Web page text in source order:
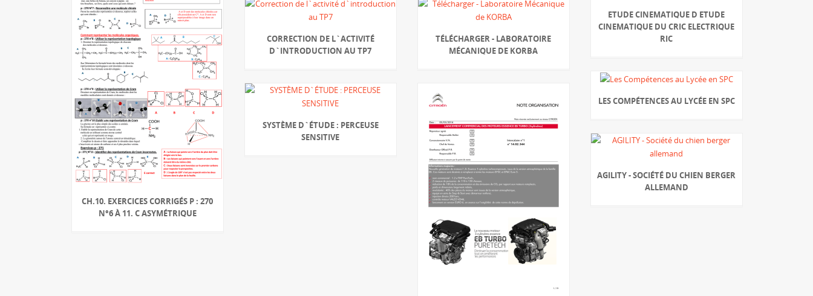
CH.10. EXERCICES CORRIGÉS P : 270
N°6 À 11. C ASYMÉTRIQUE
ETUDE CINEMATIQUE D ETUDE
CINEMATIQUE DU CRIC ELECTRIQUE
RIC
CORRECTION DE L`ACTIVITÉ
D`INTRODUCTION AU TP7
TÉLÉCHARGER - LABORATOIRE
MÉCANIQUE DE KORBA
LES COMPÉTENCES AU LYCÉE EN SPC
SYSTÈME D`ÉTUDE : PERCEUSE
SENSITIVE
AGILITY - SOCIÉTÉ DU CHIEN BERGER
ALLEMAND